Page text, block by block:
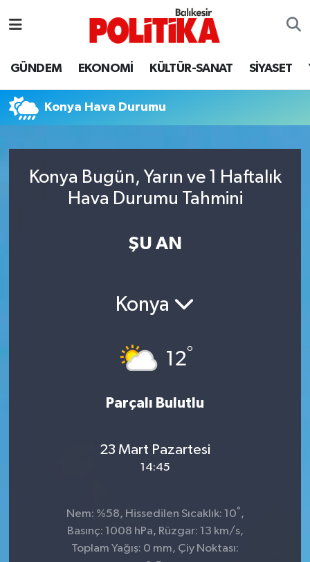
GÜNDEM EKONOMİ KÜLTÜR-SANAT SİYASET
Konya Hava Durumu
Konya Bugün, Yarın ve 1 Haftalık
Hava Durumu Tahmini
ŞU AN
Konya
12°
Parçalı Bulutlu
23 Mart Pazartesi
14:45
Nem: %58, Hissedilen Sıcaklık: 10° ,
Basınç: 1008 hPa, Rüzgar: 13 km/s,
Toplam Yağış: 0 mm, Çiy Noktası:
Ayvalık
Balya
Bigadiç
Erdek
Gömeç
Balıkesir Hava Durumu
Balıkesir Namaz Vakitleri
Süper Lig Puan Durumu ve Fikstür